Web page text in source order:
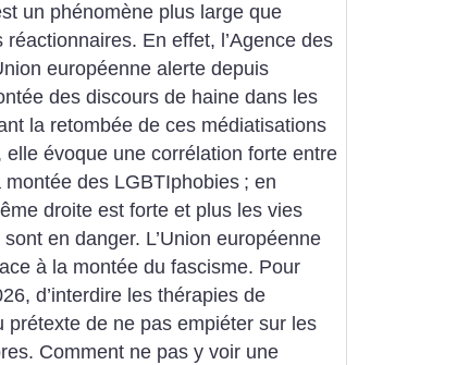
un phénomène plus large que
En effet, l’Agence des
européenne alerte depuis
des discours de haine dans les
la retombée de ces médiatisations
elle évoque une corrélation forte entre
des LGBTIphobies ; en
droite est forte et plus les vies
en danger. L’Union européenne
à la montée du fascisme. Pour
d’interdire les thérapies de
prétexte de ne pas empiéter sur les
Comment ne pas y voir une